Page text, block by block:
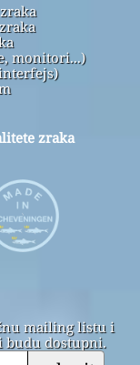
monitori...)
zraka
mailing listu i
budu dostupni.